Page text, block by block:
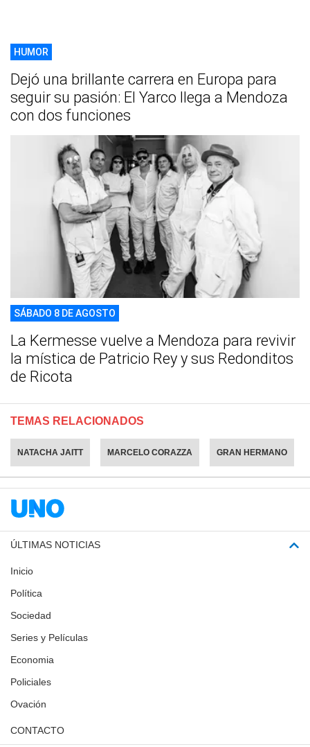
HUMOR
Dejó una brillante carrera en Europa para
seguir su pasión: El Yarco llega a Mendoza
con dos funciones
SÁBADO 8 DE AGOSTO
La Kermesse vuelve a Mendoza para revivir
la mística de Patricio Rey y sus Redonditos
de Ricota
TEMAS RELACIONADOS
NATACHA JAITT MARCELO CORAZZA GRAN HERMANO
ÚLTIMAS NOTICIAS
Inicio
Política
Sociedad
Series y Películas
Economia
Policiales
Ovación
CONTACTO